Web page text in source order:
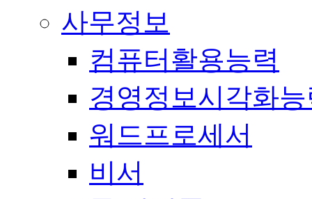
사무정보
컴퓨터활용능력
경영정보시각화
워드프로세서
비서